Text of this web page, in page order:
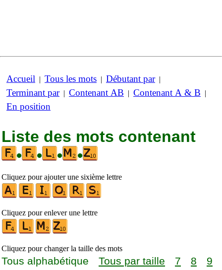
Accueil | Tous les mots | Débutant par|
Terminant par| Contenant AB | Contenant A & B |
En position
Liste des mots contenant
•
• • •
Cliquez pour ajouter une sixième lettre
Cliquez pour enlever une lettre
Cliquez pour changer la taille des mots
Tous alphabétique Tous par taille 7 8
9